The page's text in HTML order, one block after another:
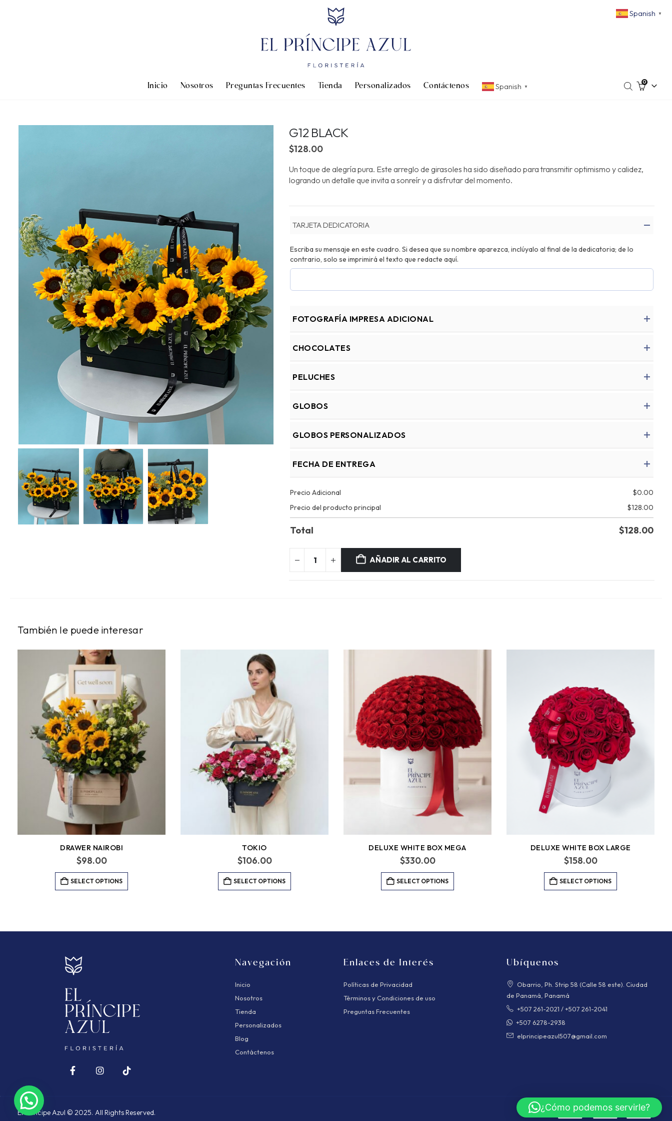
Inicio Nosotros Preguntas Frecuentes Tienda Personalizados Contáctenos Spanish ▼
0
G12 BLACK
$128.00
Un toque de alegría pura. Este arreglo de girasoles ha sido diseñado para transmitir optimismo y calidez,
logrando un detalle que invita a sonreír y a disfrutar del momento.
TARJETA DEDICATORIA
Escriba su mensaje en este cuadro. Si desea que su nombre aparezca, inclúyalo al final de la dedicatoria; de lo
contrario, solo se imprimirá el texto que redacte aquí.
FOTOGRAFÍA IMPRESA ADICIONAL
CHOCOLATES
PELUCHES
GLOBOS
GLOBOS PERSONALIZADOS
FECHA DE ENTREGA
Precio Adicional $0.00
Precio del producto principal
$128.00
Total $128.00
AÑADIR AL CARRITO
También le puede interesar
DRAWER NAIROBI
$98.00
SELECT OPTIONS
TOKIO
$106.00
SELECT OPTIONS
DELUXE WHITE BOX MEGA
$330.00
SELECT OPTIONS
DELUXE WHITE BOX LARGE
$158.00
SELECT OPTIONS
Navegación
Inicio
Nosotros
Tienda
Personalizados
Blog
Contáctenos
Enlaces de Interés
Políticas de Privacidad
Términos y Condiciones de uso
Preguntas Frecuentes
Ubíquenos
Obarrio, Ph. Strip 58 (Calle 58 este). Ciudad
de Panamá, Panamá
+507 261-2021 /+507 261-2041
+507 6278-2938
elprincipeazul507@gmail.com
El Príncipe Azul © 2025. All Rights Reserved.
Spanish ▼
¿Cómo podemos servirle?